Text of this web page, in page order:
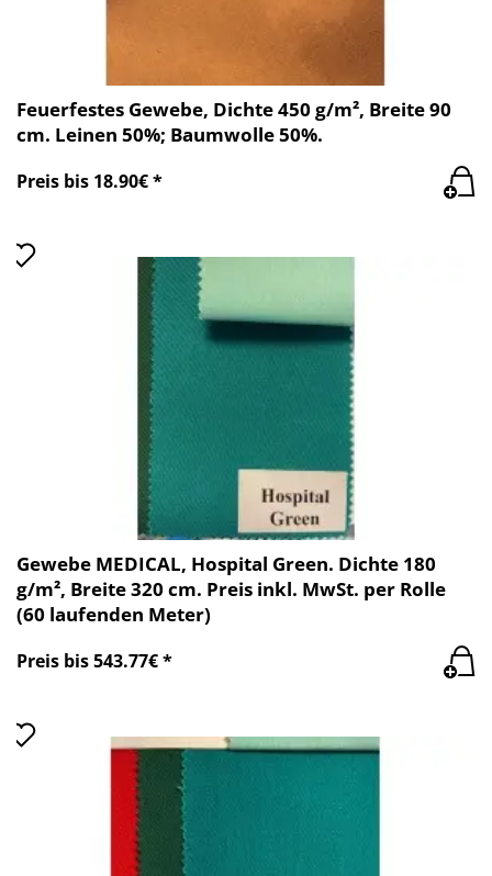
Feuerfestes Gewebe, Dichte 450 g/m², Breite 90
cm. Leinen 50%; Baumwolle 50%.
Preis bis 18.90€ *
Gewebe MEDICAL, Hospital Green. Dichte 180
g/m², Breite 320 cm. Preis inkl. MwSt. per Rolle
(60 laufenden Meter)
Preis bis 543.77€ *